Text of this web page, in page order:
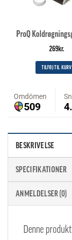
ProQ
269kr.
TILFØJ TIL KURV
BESKRIVELSE
SPECIFIKATIONER
ANMELDELSER (0)
Denne